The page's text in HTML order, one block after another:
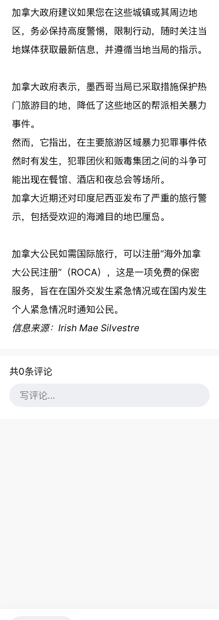
加拿大政府建议如果您在这些城镇或其周边地
区，务必保持高度警惕，限制行动，随时关注当
地媒体获取最新信息，并遵循当地当局的指示。
加拿大政府表示，墨西哥当局已采取措施保护热
门旅游目的地，降低了这些地区的帮派相关暴力
事件。
然而，它指出，在主要旅游区域暴力犯罪事件依
然时有发生，犯罪团伙和贩毒集团之间的斗争可
能出现在餐馆、酒店和夜总会等场所。
加拿大近期还对印度尼西亚发布了严重的旅行警
示，包括受欢迎的海滩目的地巴厘岛。
加拿大公民如需国际旅行，可以注册“海外加拿
大公民注册”（ROCA），这是一项免费的保密
服务，旨在在国外交发生紧急情况或在国内发生
个人紧急情况时通知公民。
信息来源：Irish Mae Silvestre
共0条评论